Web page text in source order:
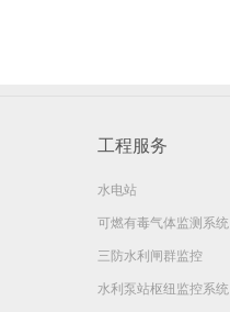
工程服务
水电站
可燃有毒气体监测系统
三防水利闸群监控
水利泵站枢纽监控系统